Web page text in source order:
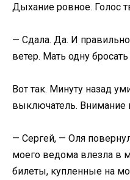
Дыхание ровное. Голос
— Сдала. Да. И
ветер. Мать одну
Вот так. Минуту назад
выключатель. Внимание
— Сергей, — Оля
моего ведома влезла в
билеты, купленные на